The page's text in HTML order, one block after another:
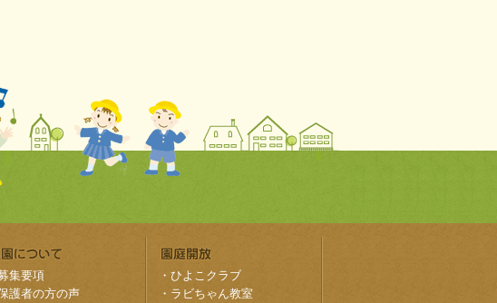
集要項
護者の方の声
・ ひよこクラブ
・ ラビちゃん教室